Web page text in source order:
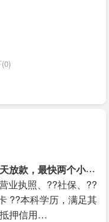
可
做5万-100万无抵押信用贷款（当天放款，最快两个小时）
业执照、??社保、??
??本科学历，满足其
押信用…